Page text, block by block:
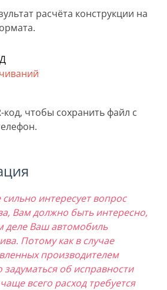
расчёта конструкции на
код, чтобы сохранить файл с
интересует вопрос
Вам должно быть интересно,
деле Ваш автомобиль
Потому как в случае
производителем
об исправности
всего расход требуется